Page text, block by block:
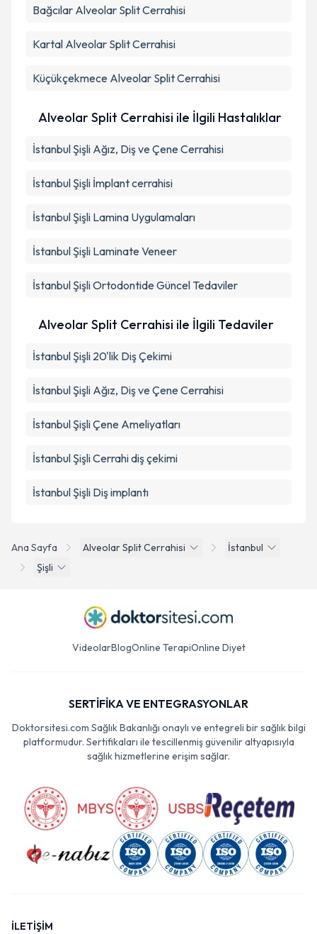
Ana Sayfa Alveolar Split Cerrahisi
İstanbul
Şişli
Bağcılar Alveolar Split Cerrahisi
Kartal Alveolar Split Cerrahisi
Küçükçekmece Alveolar Split Cerrahisi
Alveolar Split Cerrahisi ile İlgili Hastalıklar
İstanbul Şişli Ağız, Diş ve Çene Cerrahisi
İstanbul Şişli İmplant cerrahisi
İstanbul Şişli Lamina Uygulamaları
İstanbul Şişli Laminate Veneer
İstanbul Şişli Ortodontide Güncel Tedaviler
Alveolar Split Cerrahisi ile İlgili Tedaviler
İstanbul Şişli 20'lik Diş Çekimi
İstanbul Şişli Ağız, Diş ve Çene Cerrahisi
İstanbul Şişli Çene Ameliyatları
İstanbul Şişli Cerrahi diş çekimi
İstanbul Şişli Diş implantı
VideolarBlogOnline TerapiOnline Diyet
SERTİFİKA VE ENTEGRASYONLAR
Doktorsitesi.com Sağlık Bakanlığı onaylı ve entegreli bir sağlık bilgi
platformudur. Sertifikaları ile tescillenmiş güvenilir altyapısıyla
sağlık hizmetlerine erişim sağlar.
İLETİŞİM